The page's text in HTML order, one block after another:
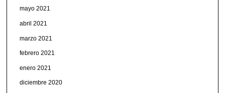
mayo 2021
abril 2021
marzo 2021
febrero 2021
enero 2021
diciembre 2020